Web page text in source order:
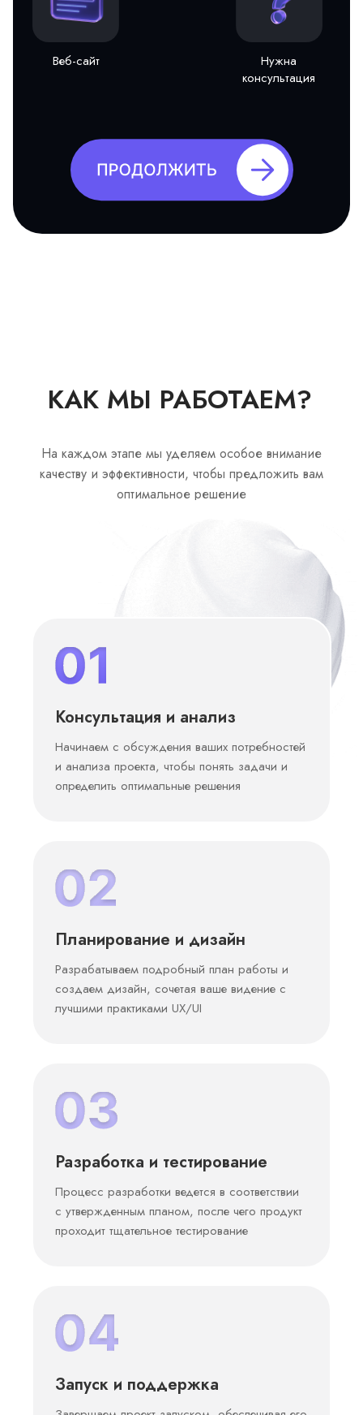
Веб-сайт
Нужна
консультация
КАК МЫ РАБОТАЕМ?
На каждом этапе мы уделяем особое внимание
качеству и эффективности, чтобы предложить вам
оптимальное решение
Консультация и анализ
Начинаем с обсуждения ваших потребностей
и анализа проекта, чтобы понять задачи и
определить оптимальные решения
Планирование и дизайн
Разрабатываем подробный план работы и
создаем дизайн, сочетая ваше видение с
лучшими практиками UX/UI
Разработка и тестирование
Процесс разработки ведется в соответствии
с утвержденным планом, после чего продукт
проходит тщательное тестирование
Запуск и поддержка